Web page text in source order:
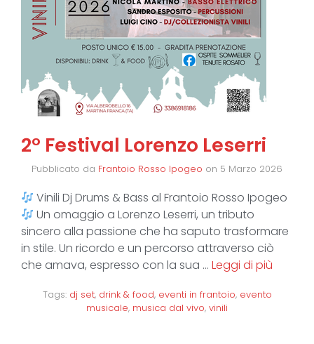
2° Festival Lorenzo Leserri
Pubblicato da Frantoio Rosso Ipogeo on 5 Marzo 2026
Vinili Dj Drums & Bass al Frantoio Rosso Ipogeo
Un omaggio a Lorenzo Leserri, un tributo
sincero alla passione che ha saputo trasformare
in stile. Un ricordo e un percorso attraverso ciò
che amava, espresso con la sua … Leggi di più
Tags: dj set, drink & food, eventi in frantoio, evento
musicale, musica dal vivo, vinili